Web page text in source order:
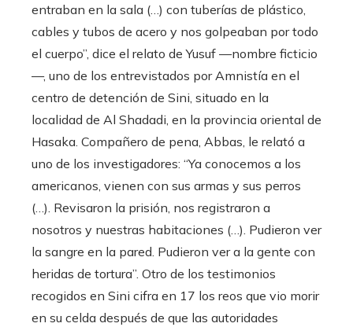
entraban en la sala (…) con tuberías de plástico,
cables y tubos de acero y nos golpeaban por todo
el cuerpo”, dice el relato de Yusuf —nombre ficticio
—, uno de los entrevistados por Amnistía en el
centro de detención de Sini, situado en la
localidad de Al Shadadi, en la provincia oriental de
Hasaka. Compañero de pena, Abbas, le relató a
uno de los investigadores: “Ya conocemos a los
americanos, vienen con sus armas y sus perros
(…). Revisaron la prisión, nos registraron a
nosotros y nuestras habitaciones (…). Pudieron ver
la sangre en la pared. Pudieron ver a la gente con
heridas de tortura”. Otro de los testimonios
recogidos en Sini cifra en 17 los reos que vio morir
en su celda después de que las autoridades